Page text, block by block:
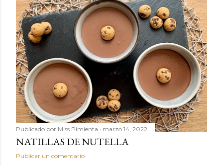
Publicado por Miss Pimienta marzo 14, 2022
NATILLAS DE NUTELLA
Publicar un comentario